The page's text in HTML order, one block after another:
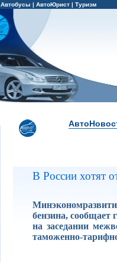
Автобусы | АвтоЮрист | Туризм
В России хотят
бензина, сообщает
на заседании
таможенно-